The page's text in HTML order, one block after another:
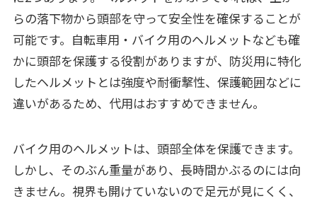
らの落下物から頭部を守って安全性を確保することが
可能です。自転車用・バイク用のヘルメットなども確
かに頭部を保護する役割がありますが、防災用に特化
したヘルメットとは強度や耐衝撃性、保護範囲などに
違いがあるため、代用はおすすめできません。
バイク用のヘルメットは、頭部全体を保護できます。
しかし、そのぶん重量があり、長時間かぶるのには向
きません。視界も開けていないので足元が見にくく、